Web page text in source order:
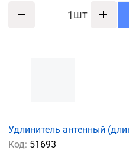
шт
Удлинитель антенный
Код: 51693